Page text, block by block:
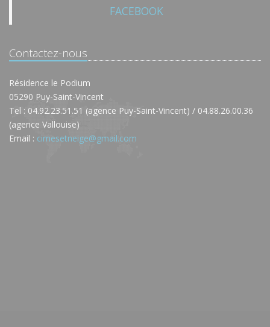
FACEBOOK
Contactez-nous
Résidence le Podium
05290 Puy-Saint-Vincent
Tel : 04.92.23.51.51 (agence Puy-Saint-Vincent) / 04.88.26.00.36
(agence Vallouise)
Email : cimesetneige@gmail.com